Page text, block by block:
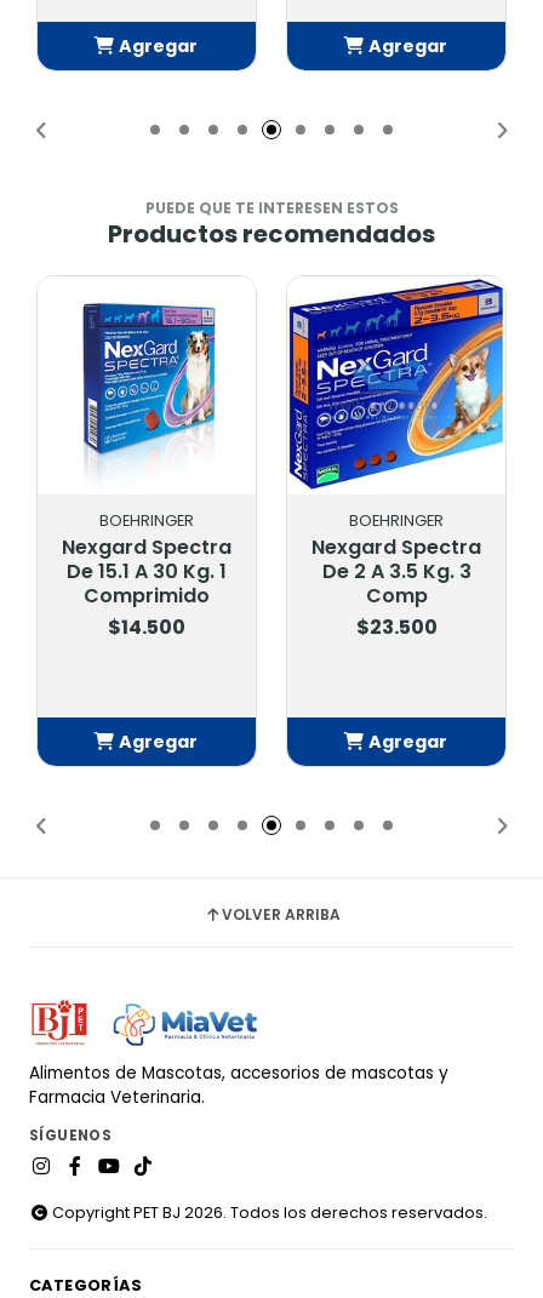
Agregar
Agregar
PUEDE QUE TE INTERESEN ESTOS
Productos recomendados
BOEHRINGER
Nexgard Spectra
De 15.1 A 30 Kg. 1
Comprimido
$14.500
Agregar
BOEHRINGER
Nexgard Spectra
De 2 A 3.5 Kg. 3
Comp
$23.500
Agregar
VOLVER ARRIBA
Alimentos de Mascotas, accesorios de mascotas y
Farmacia Veterinaria.
SÍGUENOS
Copyright PET BJ 2026. Todos los derechos reservados.
CATEGORÍAS